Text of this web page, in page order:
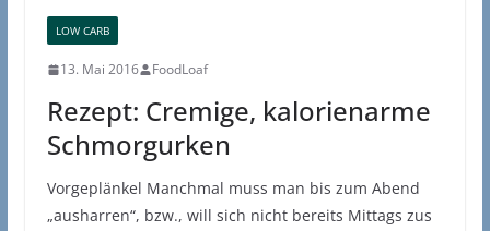
LOW CARB
13. Mai 2016 FoodLoaf
Rezept: Cremige, kalorienarme
Schmorgurken
Vorgeplänkel Manchmal muss man bis zum Abend
„ausharren“, bzw., will sich nicht bereits Mittags zus